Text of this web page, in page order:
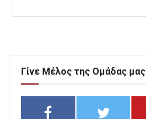
Γίνε Μέλος της Ομάδας μας